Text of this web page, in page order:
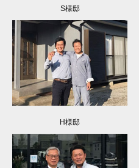
S様邸
H様邸